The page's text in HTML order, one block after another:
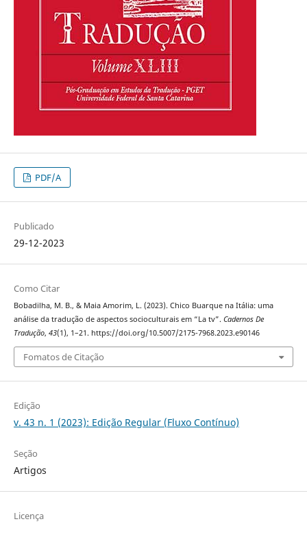
PDF/A
Publicado
29-12-2023
Como Citar
Bobadilha, M. B., & Maia Amorim, L. (2023). Chico Buarque na Itália: uma
análise da tradução de aspectos socioculturais em “La tv”. Cadernos De
Tradução, 43(1), 1–21. https://doi.org/10.5007/2175-7968.2023.e90146
Fomatos de Citação
Edição
v. 43 n. 1 (2023): Edição Regular (Fluxo Contínuo)
Seção
Artigos
Licença